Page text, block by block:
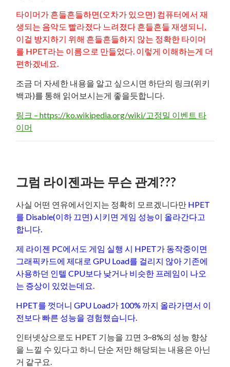
타이머가 흔들흔들하면(오차가 있으면) 컴퓨터에서 재
생되는 음악도 빨라졌다 느려졌다 흔들흔들 재생되니,
이걸 방지하기 위해 흔들흔들하지 않는 정확한 타이머
를 HPET라는 이름으로 만들었다. 이렇게 이해하는게 더
편하겠네요.
조금 더 자세한 내용을 알고 싶으시면 하단의 링크(위키
백과)를 통해 읽어보시는게 좋을듯합니다.
링크 – https://ko.wikipedia.org/wiki/고정밀 이벤트 타
이머
그럼 라이젠과는 무슨 관계???
사실 어떤 연유에서인지는 정확히 모르겠니다만 HPET
를 Disable(이하 끄면) 시키면 게임 성능이 올라간다고
합니다.
제 라이젠 PC에서도 게임 실행 시 HPET가 동작중이면
그래픽카드에 제대로 GPU Load를 걸리지 않아 기존에
사용하던 인텔 CPU보다 낮거나 비슷한 프레임이 나오
는 증상이 있었는데요.
HPET를 껏더니 GPU Load가 100% 까지 올라가면서 이
전보다 빠른 성능을 경험했습니다.
인터넷상으로도 HPET 기능을 끄면 3~8%의 성능 향상
을 느낄 수 있다고 하니 단순 저만 해당되는 내용은 아닌
거 같구요.